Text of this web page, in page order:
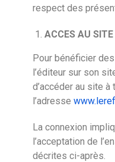
respect des
ACCES AU SITE
Pour bénéficier
l’éditeur sur son
d’accéder au site à
l’adresse
La connexion
l’acceptation de
décrites ci-après.